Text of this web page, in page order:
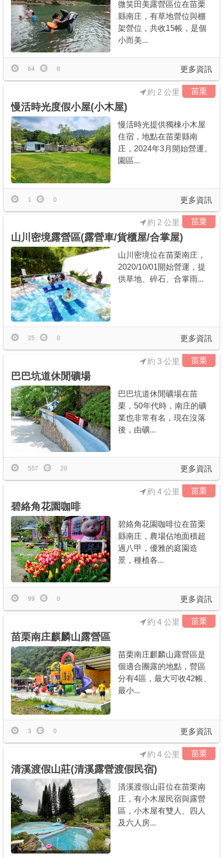
微笑田美露營區位在苗栗
縣南庄，有草地營位與棚
架營位，共收15帳，是個
小而美...
更多資訊
64 0
苗栗
慢活時光度假小屋(小木屋)
約 2 公里
慢活時光提供獨棟小木屋
住宿，地點在苗栗縣南
庄，2024年3月開始營運。
園區...
更多資訊
1 0
苗栗
山川密境露營區(露營車/貨櫃屋/合掌屋)
約 2 公里
山川密境位在苗栗南庄，
2020/10/01開始營運，提
供草地、碎石、合掌雨...
更多資訊
25 0
苗栗
巴巴坑道休閒礦場
約 3 公里
巴巴坑道休閒礦場在苗
栗，50年代時，南庄的礦
業也非常有名，現在沒落
後，由礦...
更多資訊
557 20
苗栗
碧絡角花園咖啡
約 4 公里
碧絡角花園咖啡位在苗栗
縣南庄，農場佔地面積超
過八甲，優雅的庭園造
景，種植各...
更多資訊
99 0
苗栗
苗栗南庄麒麟山露營區
約 4 公里
苗栗南庄麒麟山露營區是
個適合團露的地點，營區
分有4區，最大可收42帳、
最小...
更多資訊
3 0
苗栗
清溪渡假山莊(清溪露營渡假民宿)
約 4 公里
清溪渡假山莊位在苗栗南
庄，有小木屋民宿與露營
區，小木屋有雙人、四人
及六人房...